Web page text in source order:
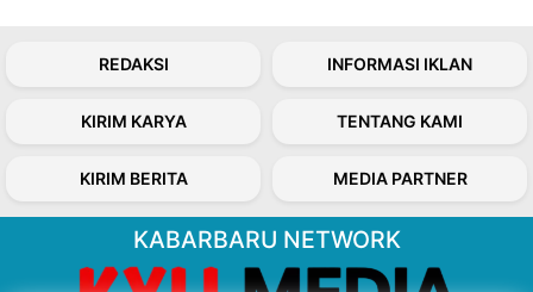
REDAKSI INFORMASI IKLAN
KIRIM KARYA TENTANG KAMI
KIRIM BERITA MEDIA PARTNER
KABARBARU NETWORK